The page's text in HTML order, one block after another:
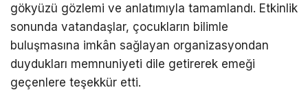
gökyüzü gözlemi ve anlatımıyla tamamlandı. Etkinlik
sonunda vatandaşlar, çocukların bilimle
buluşmasına imkân sağlayan organizasyondan
duydukları memnuniyeti dile getirerek emeği
geçenlere teşekkür etti.